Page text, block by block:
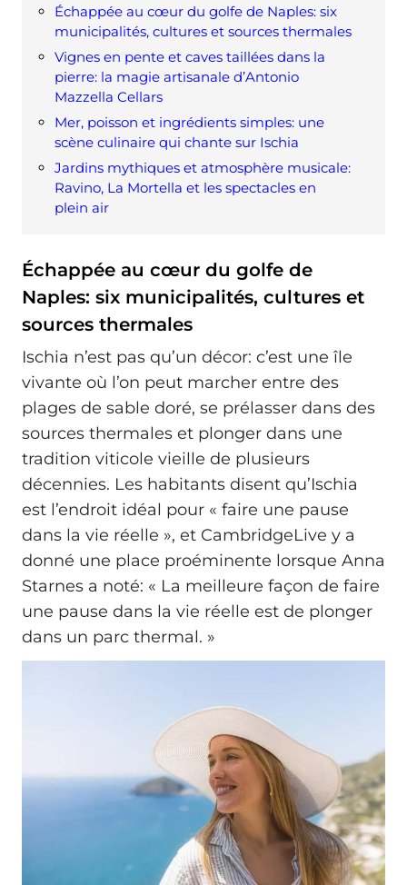
Échappée au cœur du golfe de Naples: six
municipalités, cultures et sources thermales
Vignes en pente et caves taillées dans la
pierre: la magie artisanale d’Antonio
Mazzella Cellars
Mer, poisson et ingrédients simples: une
scène culinaire qui chante sur Ischia
Jardins mythiques et atmosphère musicale:
Ravino, La Mortella et les spectacles en
plein air
Échappée au cœur du golfe de
Naples: six municipalités, cultures et
sources thermales
Ischia n’est pas qu’un décor: c’est une île
vivante où l’on peut marcher entre des
plages de sable doré, se prélasser dans des
sources thermales et plonger dans une
tradition viticole vieille de plusieurs
décennies. Les habitants disent qu’Ischia
est l’endroit idéal pour « faire une pause
dans la vie réelle », et CambridgeLive y a
donné une place proéminente lorsque Anna
Starnes a noté: « La meilleure façon de faire
une pause dans la vie réelle est de plonger
dans un parc thermal. »